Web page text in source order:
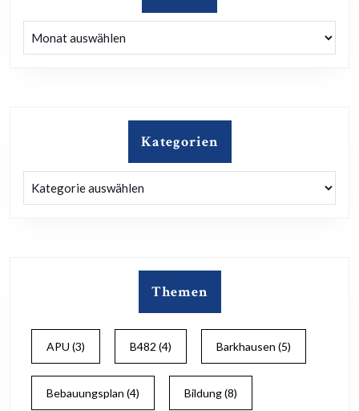
Kategorien
Themen
APU (3) B482 (4) Barkhausen (5)
Bebauungsplan (4) Bildung(8)